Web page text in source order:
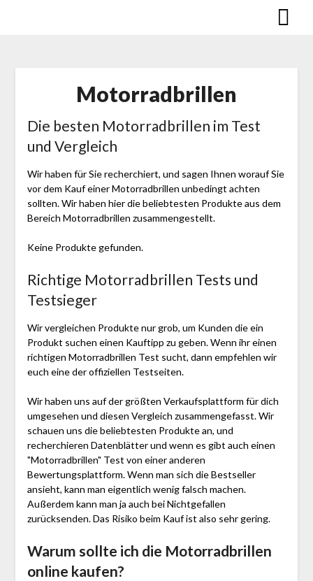
Motor­rad­brillen
Die besten Motor­rad­brillen im Test
und Vergleich
Wir haben für Sie recherchiert, und sagen Ihnen worauf Sie
vor dem Kauf einer Motor­rad­brillen unbedingt achten
sollten. Wir haben hier die beliebtesten Produkte aus dem
Bereich Motor­rad­brillen zusammengestellt.
Keine Produkte gefunden.
Richtige Motor­rad­brillen Tests und
Testsieger
Wir vergleichen Produkte nur grob, um Kunden die ein
Produkt suchen einen Kauftipp zu geben. Wenn ihr einen
richtigen Motor­rad­brillen Test sucht, dann empfehlen wir
euch eine der offiziellen Testseiten.
Wir haben uns auf der größten Verkaufsplattform für dich
umgesehen und diesen Vergleich zusammengefasst. Wir
schauen uns die beliebtesten Produkte an, und
recherchieren Datenblätter und wenn es gibt auch einen
"Motor­rad­brillen" Test von einer anderen
Bewertungsplattform. Wenn man sich die Bestseller
ansieht, kann man eigentlich wenig falsch machen.
Außerdem kann man ja auch bei Nichtgefallen
zurücksenden. Das Risiko beim Kauf ist also sehr gering.
Warum sollte ich die Motor­rad­brillen
online kaufen?